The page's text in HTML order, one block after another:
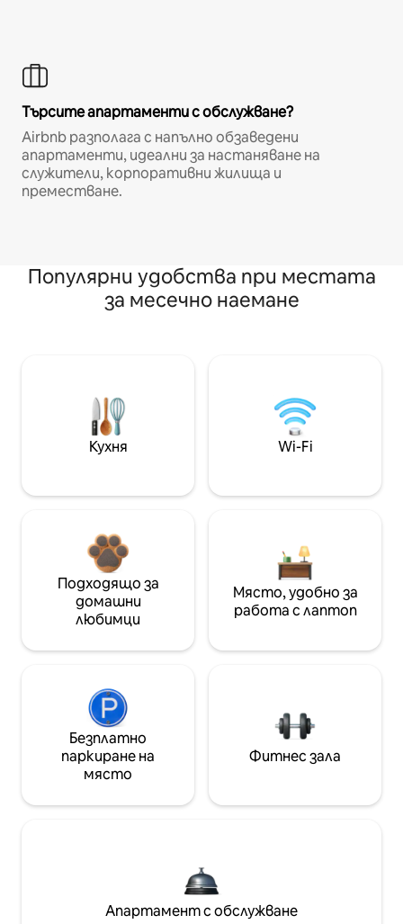
Търсите апартаменти с обслужване?
Airbnb разполага с напълно обзаведени
апартаменти, идеални за настаняване на
служители, корпоративни жилища и
преместване.
Популярни удобства при местата
за месечно наемане
Кухня Wi-Fi
Подходящо за
домашни
любимци
Място, удобно за
работа с лаптоп
Безплатно
паркиране на
място
Фитнес зала
Апартамент с обслужване